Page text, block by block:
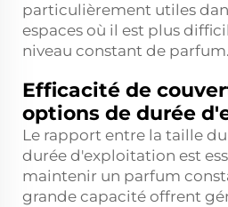
particulièrement utiles
espaces où il est plus
niveau constant de parfum.
Efficacité de
options de durée
Le rapport entre la taille
durée d'exploitation est
maintenir un parfum
grande capacité offrent